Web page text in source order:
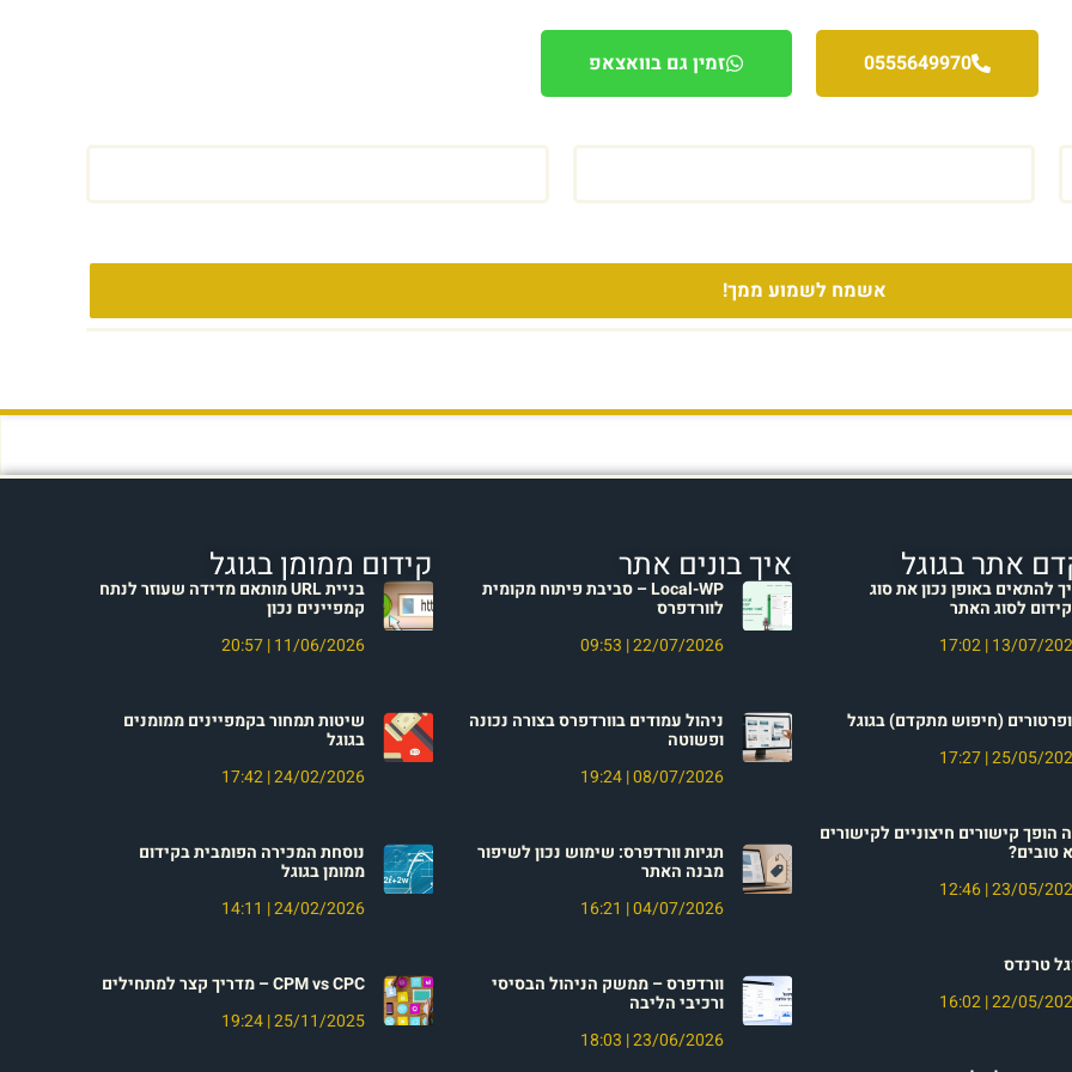
0555649970 זמין גם בוואצאפ
אשמח לשמוע ממך!
אתר בגוגל
להתאים באופן נכון את סוג
לסוג האתר
13/07/
(חיפוש מתקדם) בגוגל
25/05/
הופך קישורים חיצוניים לקישורים
טובים?
23/05/
טרנדס
22/05/
איך בונים אתר
Local-WP – סביבת פיתוח מקומית
לוורדפרס
22/07/2026
ניהול עמודים בוורדפרס בצורה נכונה
ופשוטה
08/07/2026
תגיות וורדפרס: שימוש נכון לשיפור
מבנה האתר
04/07/2026
וורדפרס – ממשק הניהול הבסיסי
ורכיבי הליבה
23/06/2026
קידום ממומן בגוגל
בניית URL מותאם מדידה שעוזר לנתח
קמפיינים נכון
11/06/2026
שיטות תמחור בקמפיינים ממומנים
בגוגל
24/02/2026
נוסחת המכירה הפומבית בקידום
ממומן בגוגל
24/02/2026
CPM vs CPC – מדריך קצר למתחילים
25/11/2025